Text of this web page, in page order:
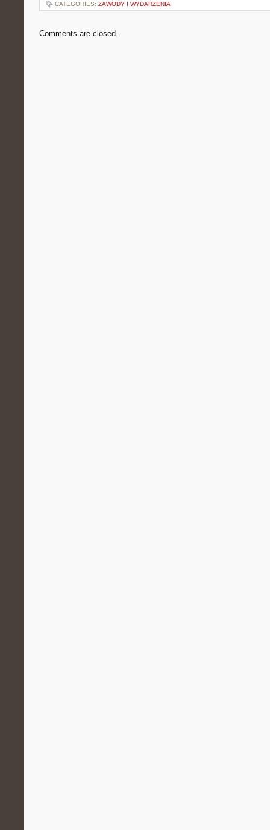
CATEGORIES: ZAWODY I WYDARZENIA
Comments are closed.